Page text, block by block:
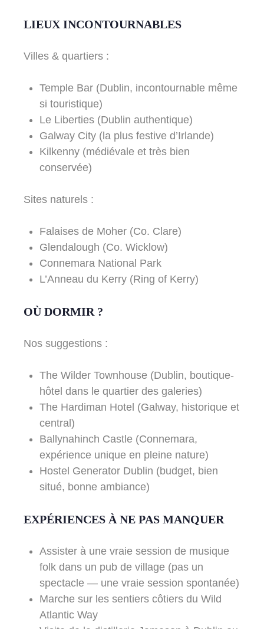
LIEUX INCONTOURNABLES
Villes & quartiers :
Temple Bar (Dublin, incontournable même
si touristique)
Le Liberties (Dublin authentique)
Galway City (la plus festive d’Irlande)
Kilkenny (médiévale et très bien
conservée)
Sites naturels :
Falaises de Moher (Co. Clare)
Glendalough (Co. Wicklow)
Connemara National Park
L’Anneau du Kerry (Ring of Kerry)
OÙ DORMIR ?
Nos suggestions :
The Wilder Townhouse (Dublin, boutique-
hôtel dans le quartier des galeries)
The Hardiman Hotel (Galway, historique et
central)
Ballynahinch Castle (Connemara,
expérience unique en pleine nature)
Hostel Generator Dublin (budget, bien
situé, bonne ambiance)
EXPÉRIENCES À NE PAS MANQUER
Assister à une vraie session de musique
folk dans un pub de village (pas un
spectacle — une vraie session spontanée)
Marche sur les sentiers côtiers du Wild
Atlantic Way